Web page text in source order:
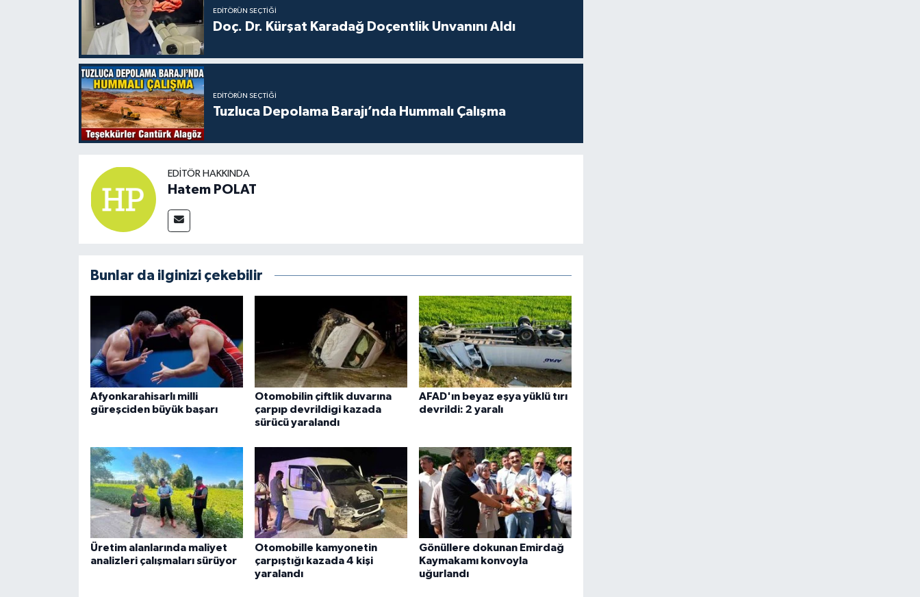
EDITÖRÜN SEÇTIĞI
Doç. Dr. Kürşat Karadağ Doçentlik Unvanını Aldı
EDITÖRÜN SEÇTIĞI
Tuzluca Depolama Barajı’nda Hummalı Çalışma
EDITÖR HAKKINDA
Hatem POLAT
Bunlar da ilginizi çekebilir
Afyonkarahisarlı milli
güreşciden büyük başarı
Otomobilin çiftlik duvarına
çarpıp devrildigi kazada
sürücü yaralandı
AFAD'ın beyaz eşya yüklü tırı
devrildi: 2 yaralı
Üretim alanlarında maliyet
analizleri çalışmaları sürüyor
Otomobille kamyonetin
çarpıştığı kazada 4 kişi
yaralandı
Gönüllere dokunan Emirdağ
Kaymakamı konvoyla
uğurlandı